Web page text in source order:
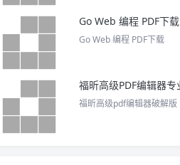
Go Web 编程 PDF下载
Go Web 编程 PDF下载
福昕高级pdf编辑器破解版